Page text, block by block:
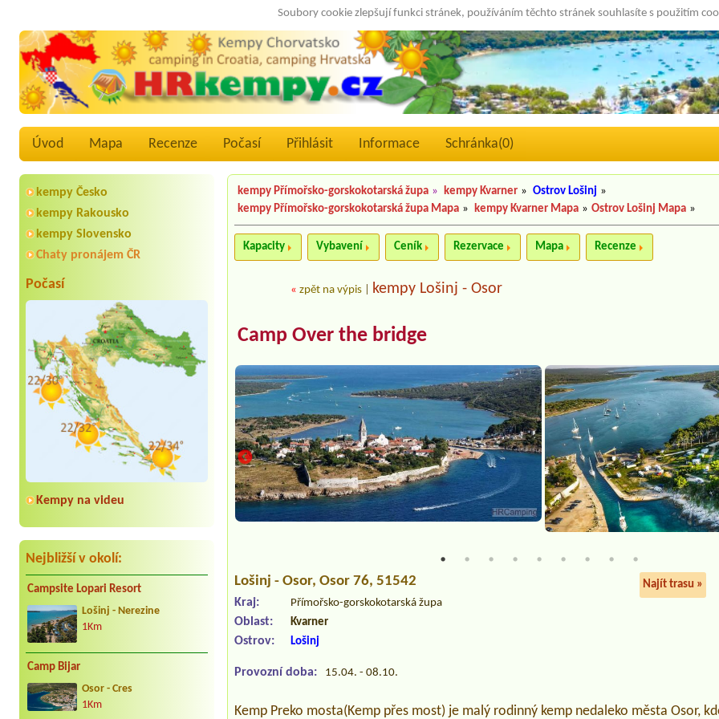
Soubory cookie zlepšují funkci stránek, používáním těchto stránek souhlasíte s použitím
Úvod Mapa Recenze Počasí Přihlásit Informace Schránka(0)
kempy Česko
kempy Rakousko
kempy Slovensko
Chaty pronájem ČR
Počasí
Kempy na videu
Nejbližší v okolí:
Campsite Lopari Resort
Lošinj - Nerezine
1Km
Camp Bijar
Osor - Cres
1Km
kempy Přímořsko-gorskokotarská župa » kempy Kvarner » Ostrov Lošinj »
kempy Přímořsko-gorskokotarská župa Mapa » kempy Kvarner Mapa » Ostrov Lošinj Mapa »
Kapacity Vybavení Ceník Rezervace Mapa Recenze
«zpět na výpis kempy Lošinj - Osor
Camp Over the bridge
Lošinj - Osor, Osor 76, 51542 Najít trasu »
Kraj: Přímořsko-gorskokotarská župa
Oblast: Kvarner
Ostrov: Lošinj
Provozní doba: 15.04. - 08.10.
Kemp Preko mosta(Kemp přes most) je malý rodinný kemp nedaleko města Osor,